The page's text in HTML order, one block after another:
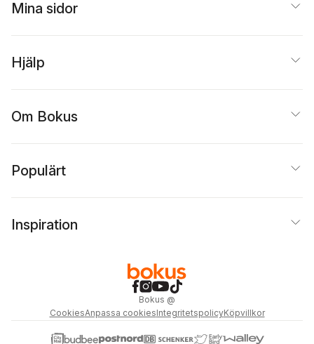
Mina sidor
Hjälp
Om Bokus
Populärt
Inspiration
Bokus @
CookiesAnpassa cookiesIntegritetspolicyKöpvillkor